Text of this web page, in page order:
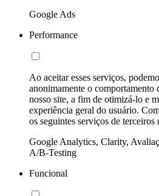
Google Ads
Performance
Ao aceitar esses serviços,
anonimamente o comportamento
nosso site, a fim de otimizá-lo e
experiência geral do usuário.
os seguintes serviços de terceiros
Google Analytics, Clarity,
A/B-Testing
Funcional